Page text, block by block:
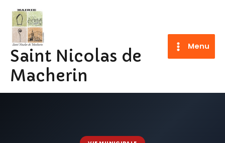
contenu
Saint Nicolas de
Macherin
Menu